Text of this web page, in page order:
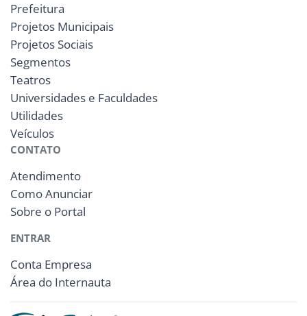
Prefeitura
Projetos Municipais
Projetos Sociais
Segmentos
Teatros
Universidades e Faculdades
Utilidades
Veículos
CONTATO
Atendimento
Como Anunciar
Sobre o Portal
ENTRAR
Conta Empresa
Área do Internauta